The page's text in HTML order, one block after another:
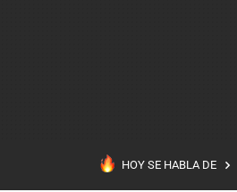
HOY SE HABLA DE